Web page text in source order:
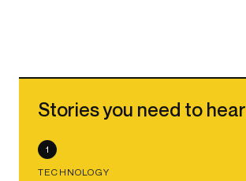
Stories you need to hear
1
TECHNOLOGY